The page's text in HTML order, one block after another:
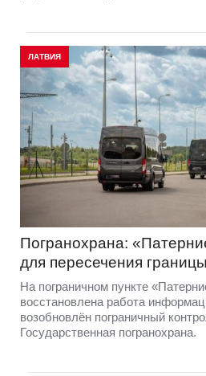
ЛАТВИЯ
Погранохрана:
для пересечения границы
На пограничном пункте
восстановлена работа
возобновлён пограничный
Государственная погранохрана.